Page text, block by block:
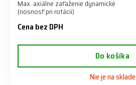
Max. axiálne zaťaženie dynamické
(nosnosť pri rotácii)
Cena bez DPH
Do košíka
Nie je na sklade